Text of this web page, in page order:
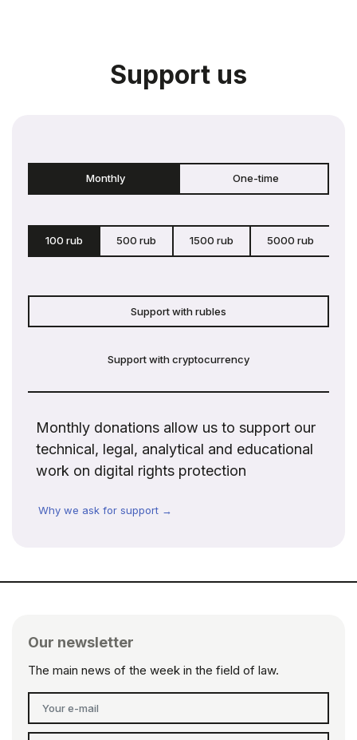
Support us
Monthly One-time
100 rub 500 rub 1500 rub 5000 rub
Support with rubles
Support with cryptocurrency
Monthly donations allow us to support our
technical, legal, analytical and educational
work on digital rights protection
Why we ask for support →
Our newsletter
The main news of the week in the field of law.